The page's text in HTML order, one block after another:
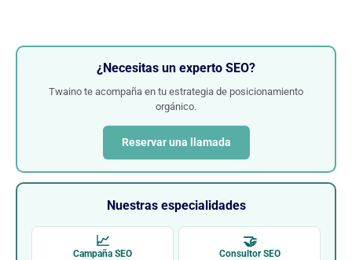
¿Necesitas un experto SEO?
Twaino te acompaña en tu estrategia de posicionamiento
orgánico.
Reservar una llamada
Nuestras especialidades
📈
Campaña SEO
🤝
Consultor SEO